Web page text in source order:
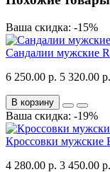
Ваша скидка: -15%
Сандалии мужские
6 250.00 р. 5 320.00 р.
В корзину
Ваша скидка: -19%
Кроссовки мужские
4 280.00 р. 3 450.00 р.